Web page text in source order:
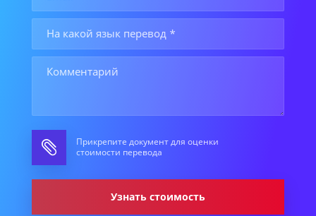
Прикрепите документ для оценки
стоимости перевода
Узнать стоимость